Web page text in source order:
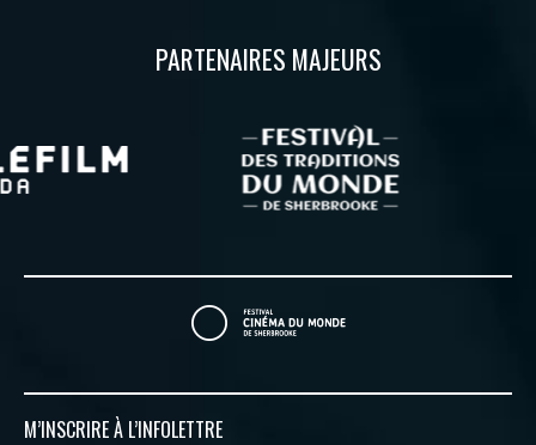
PARTENAIRES MAJEURS
M’INSCRIRE À L’INFOLETTRE